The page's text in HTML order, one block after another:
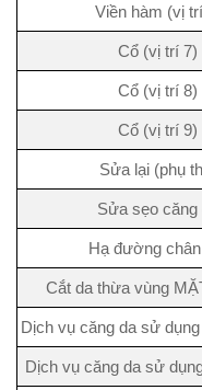
Viền hàm (vị
Cổ (vị trí 7)
Cổ (vị trí 8)
Cổ (vị trí 9)
Sửa lại (phụ
Sửa sẹo căng
Hạ đường
Cắt da thừa vùng
Dịch vụ căng da sử
Dịch vụ căng da sử